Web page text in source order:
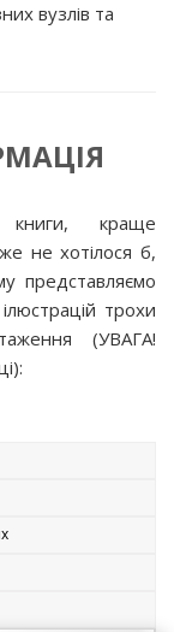
вузлів та
краще
не хотілося б,
представляємо
трохи
(УВАГА!